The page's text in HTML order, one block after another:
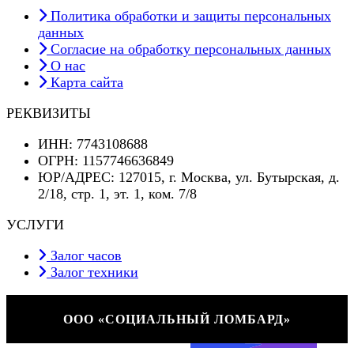
записей
Политика обработки и защиты персональных
данных
Согласие на обработку персональных данных
О нас
Карта сайта
РЕКВИЗИТЫ
ИНН: 7743108688
ОГРН: 1157746636849
ЮР/АДРЕС: 127015, г. Москва, ул. Бутырская, д.
2/18, стр. 1, эт. 1, ком. 7/8
УСЛУГИ
Залог часов
Залог техники
ООО «СОЦИАЛЬНЫЙ ЛОМБАРД»